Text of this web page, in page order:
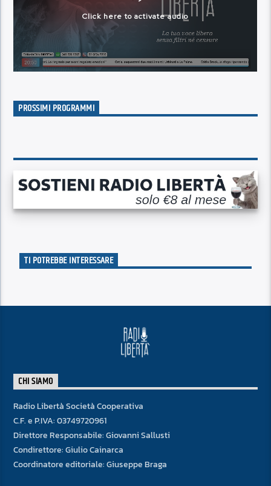
PROSSIMI PROGRAMMI
TI POTREBBE INTERESSARE
CHI SIAMO
Radio Libertà Società Cooperativa
C.F. e P.IVA: 03749720961
Direttore Responsabile: Giovanni Sallusti
Condirettore: Giulio Cainarca
Coordinatore editoriale: Giuseppe Braga